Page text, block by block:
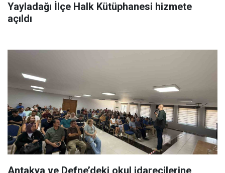
Yayladağı İlçe Halk Kütüphanesi hizmete
açıldı
Antakya ve Defne’deki okul idarecilerine